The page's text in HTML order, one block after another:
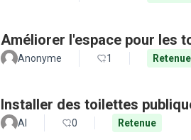
Améliorer l'espace pour les
Anonyme 1 Retenue
Installer des toilettes
Al 0 Retenue